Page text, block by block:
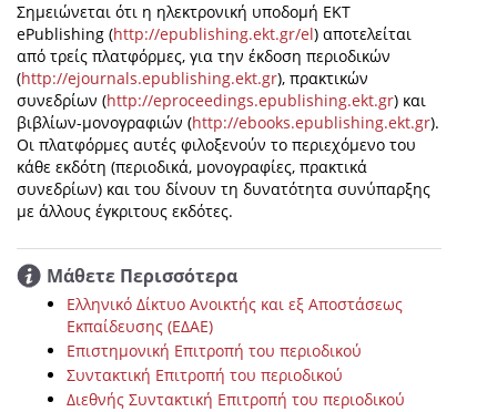
Σημειώνεται ότι η ηλεκτρονική υποδομή ΕΚΤ
ePublishing (http://epublishing.ekt.gr/el) αποτελείται
από τρείς πλατφόρμες, για την έκδοση περιοδικών
(http://ejournals.epublishing.ekt.gr), πρακτικών
συνεδρίων (http://eproceedings.epublishing.ekt.gr) και
βιβλίων-μονογραφιών (http://ebooks.epublishing.ekt.gr).
Οι πλατφόρμες αυτές φιλοξενούν το περιεχόμενο του
κάθε εκδότη (περιοδικά, μονογραφίες, πρακτικά
συνεδρίων) και του δίνουν τη δυνατότητα συνύπαρξης
με άλλους έγκριτους εκδότες.
Μάθετε Περισσότερα
Ελληνικό Δίκτυο Ανοικτής και εξ Αποστάσεως
Εκπαίδευσης (ΕΔΑΕ)
Επιστημονική Επιτροπή του περιοδικού
Συντακτική Επιτροπή του περιοδικού
Διεθνής Συντακτική Επιτροπή του περιοδικού